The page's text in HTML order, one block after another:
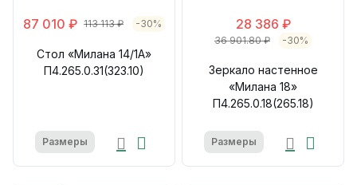
87 010 ₽ 113 113 ₽ -30%
Стол «Милана 14/1А»
П4.265.0.31(323.10)
Размеры
28 386 ₽
36 901.80 ₽ -30%
Зеркало настенное
«Милана 18»
П4.265.0.18(265.18)
Размеры